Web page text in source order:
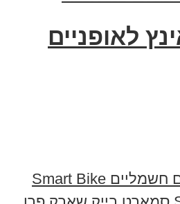
13 אינץ לאופניים